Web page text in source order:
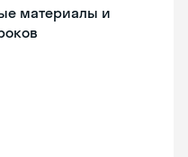
материалы и